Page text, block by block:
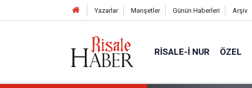
Yazarlar Manşetler Günün Haberleri Arşiv
RISALE-I NUR ÖZEL